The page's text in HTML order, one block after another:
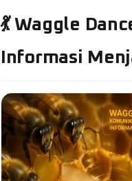
💃 Waggle
Informasi